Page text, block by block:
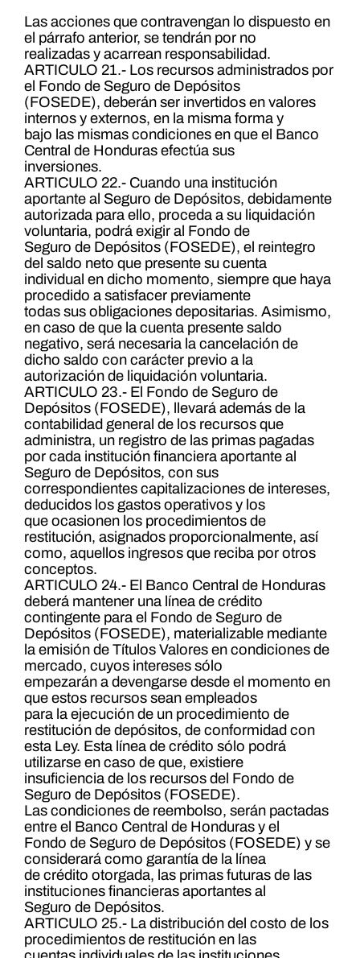
Las acciones que contravengan lo dispuesto en
el párrafo anterior, se tendrán por no
realizadas y acarrean responsabilidad.
ARTICULO 21.- Los recursos administrados por
el Fondo de Seguro de Depósitos
(FOSEDE), deberán ser invertidos en valores
internos y externos, en la misma forma y
bajo las mismas condiciones en que el Banco
Central de Honduras efectúa sus
inversiones.
ARTICULO 22.- Cuando una institución
aportante al Seguro de Depósitos, debidamente
autorizada para ello, proceda a su liquidación
voluntaria, podrá exigir al Fondo de
Seguro de Depósitos (FOSEDE), el reintegro
del saldo neto que presente su cuenta
individual en dicho momento, siempre que haya
procedido a satisfacer previamente
todas sus obligaciones depositarias. Asimismo,
en caso de que la cuenta presente saldo
negativo, será necesaria la cancelación de
dicho saldo con carácter previo a la
autorización de liquidación voluntaria.
ARTICULO 23.- El Fondo de Seguro de
Depósitos (FOSEDE), llevará además de la
contabilidad general de los recursos que
administra, un registro de las primas pagadas
por cada institución financiera aportante al
Seguro de Depósitos, con sus
correspondientes capitalizaciones de intereses,
deducidos los gastos operativos y los
que ocasionen los procedimientos de
restitución, asignados proporcionalmente, así
como, aquellos ingresos que reciba por otros
conceptos.
ARTICULO 24.- El Banco Central de Honduras
deberá mantener una línea de crédito
contingente para el Fondo de Seguro de
Depósitos (FOSEDE), materializable mediante
la emisión de Títulos Valores en condiciones de
mercado, cuyos intereses sólo
empezarán a devengarse desde el momento en
que estos recursos sean empleados
para la ejecución de un procedimiento de
restitución de depósitos, de conformidad con
esta Ley. Esta línea de crédito sólo podrá
utilizarse en caso de que, existiere
insuficiencia de los recursos del Fondo de
Seguro de Depósitos (FOSEDE).
Las condiciones de reembolso, serán pactadas
entre el Banco Central de Honduras y el
Fondo de Seguro de Depósitos (FOSEDE) y se
considerará como garantía de la línea
de crédito otorgada, las primas futuras de las
instituciones financieras aportantes al
Seguro de Depósitos.
ARTICULO 25.- La distribución del costo de los
procedimientos de restitución en las